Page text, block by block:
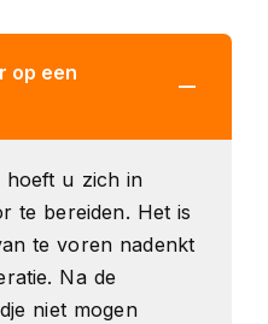
op een
hoeft u zich in
te bereiden. Het is
te voren nadenkt
Na de
niet mogen